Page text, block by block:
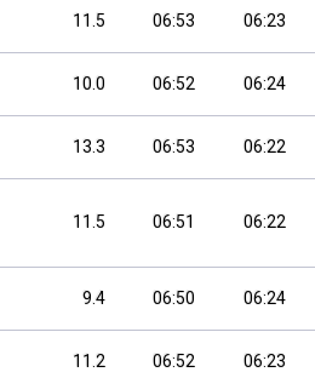
06:23
06:53
11.5
06:24
06:52
10.0
06:22
06:53
13.3
06:22
06:51
11.5
06:24
06:50
9.4
06:23
06:52
11.2